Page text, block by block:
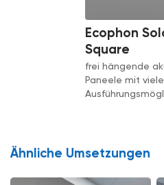
Ecophon
Square
frei hängende
Paneele mit
Ähnliche Umsetzungen